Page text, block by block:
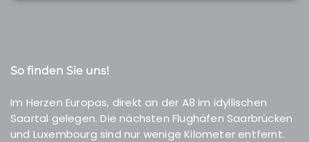
So finden Sie uns!
Im Herzen Europas, direkt an der A8 im idyllischen
Saartal gelegen. Die nächsten Flughäfen Saarbrücken
und Luxembourg sind nur wenige Kilometer entfernt.